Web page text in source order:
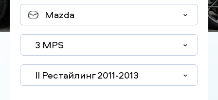
Mazda
3 MPS
II Рестайлинг 2011-2013